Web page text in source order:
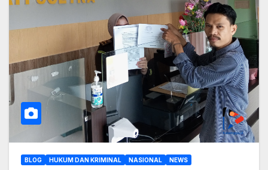
BLOG HUKUM DAN KRIMINAL NASIONAL NEWS